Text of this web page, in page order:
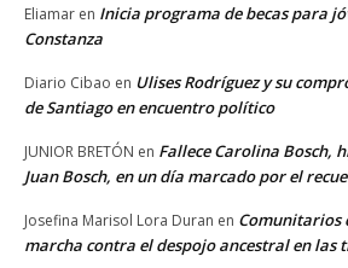
Eliamar en Inicia programa de becas para
Constanza
Diario Cibao en Ulises Rodríguez y su
de Santiago en encuentro político
JUNIOR BRETÓN en Fallece Carolina Bosch,
Juan Bosch, en un día marcado por el
Josefina Marisol Lora Duran en Comunitarios
marcha contra el despojo ancestral en las